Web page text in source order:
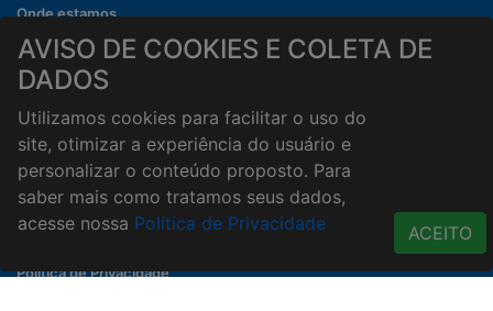
AVISO DE COOKIES E COLETA DE
DADOS
Utilizamos cookies para facilitar o uso do
site, otimizar a experiência do usuário e
personalizar o conteúdo proposto. Para
saber mais como tratamos seus dados,
acesse nossa Política de Privacidade ACEITO
Onde estamos
Horários de atendimento
HORÁRIOS E ENTREGA
Horários de Entrega
Taxa de entrega
Cidades Atendidas
ACESSO RÁPIDO
Política de Privacidade